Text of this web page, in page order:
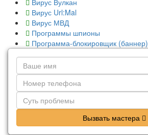
Вирус Вулкан
Вирус Url:Mal
Вирус МВД
Программы шпионы
Программа-блокировщик (баннер)
Вызвать мастера